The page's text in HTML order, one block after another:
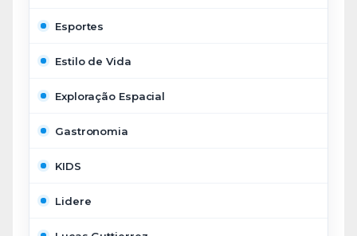
Esportes
Estilo de Vida
Exploração Espacial
Gastronomia
KIDS
Lidere